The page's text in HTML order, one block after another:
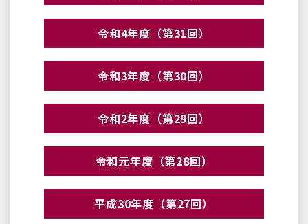
令和4年度（第31回）
令和3年度（第30回）
令和2年度（第29回）
令和元年度（第28回）
平成30年度（第27回）